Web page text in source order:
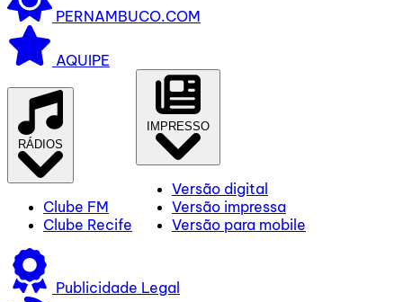
PERNAMBUCO.COM
AQUIPE
RÁDIOS
Clube FM
Clube Recife
IMPRESSO
Versão digital
Versão impressa
Versão para mobile
Publicidade Legal